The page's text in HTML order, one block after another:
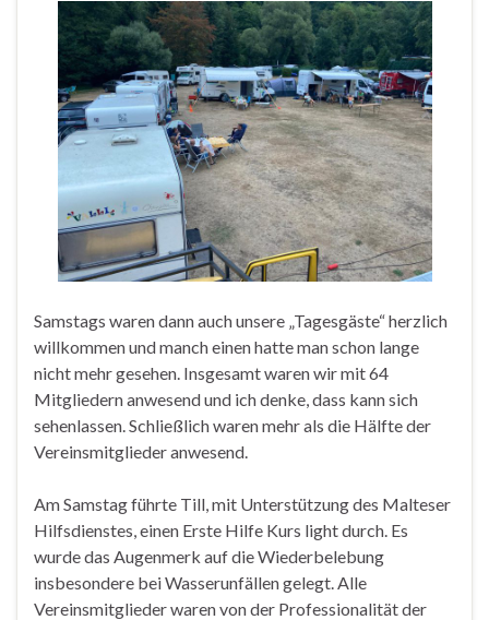
Samstags waren dann auch unsere „Tagesgäste“ herzlich
willkommen und manch einen hatte man schon lange
nicht mehr gesehen. Insgesamt waren wir mit 64
Mitgliedern anwesend und ich denke, dass kann sich
sehenlassen. Schließlich waren mehr als die Hälfte der
Vereinsmitglieder anwesend.
Am Samstag führte Till, mit Unterstützung des Malteser
Hilfsdienstes, einen Erste Hilfe Kurs light durch. Es
wurde das Augenmerk auf die Wiederbelebung
insbesondere bei Wasserunfällen gelegt. Alle
Vereinsmitglieder waren von der Professionalität der